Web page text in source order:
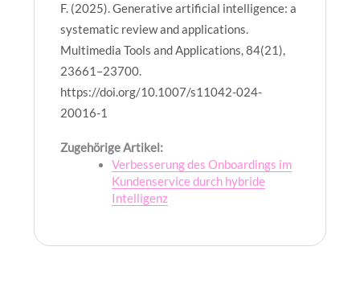
F. (2025). Generative artificial intelligence: a
systematic review and applications.
Multimedia Tools and Applications, 84(21),
23661–23700.
https://doi.org/10.1007/s11042-024-
20016-1
Zugehörige Artikel:
Verbesserung des Onboardings im
Kundenservice durch hybride
Intelligenz